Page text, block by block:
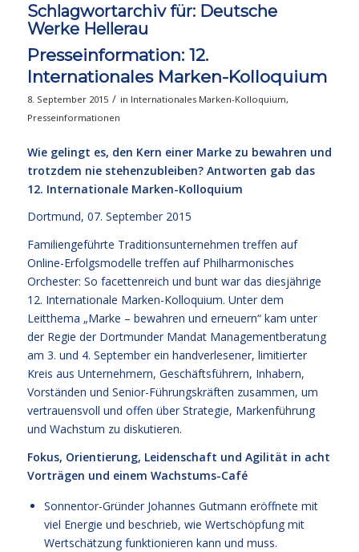
Schlagwortarchiv für: Deutsche
Werke Hellerau
Presseinformation: 12.
Internationales Marken-Kolloquium
8. September 2015 / in Internationales Marken-Kolloquium,
Presseinformationen
Wie gelingt es, den Kern einer Marke zu bewahren und
trotzdem nie stehenzubleiben? Antworten gab das
12. Internationale Marken-Kolloquium
Dortmund, 07. September 2015
Familiengeführte Traditionsunternehmen treffen auf
Online-Erfolgsmodelle treffen auf Philharmonisches
Orchester: So facettenreich und bunt war das diesjährige
12. Internationale Marken-Kolloquium. Unter dem
Leitthema „Marke – bewahren und erneuern“ kam unter
der Regie der Dortmunder Mandat Managementberatung
am 3. und 4. September ein handverlesener, limitierter
Kreis aus Unternehmern, Geschäftsführern, Inhabern,
Vorständen und Senior-Führungskräften zusammen, um
vertrauensvoll und offen über Strategie, Markenführung
und Wachstum zu diskutieren.
Fokus, Orientierung, Leidenschaft und Agilität in acht
Vorträgen und einem Wachstums-Café
Sonnentor-Gründer Johannes Gutmann eröffnete mit
viel Energie und beschrieb, wie Wertschöpfung mit
Wertschätzung funktionieren kann und muss.